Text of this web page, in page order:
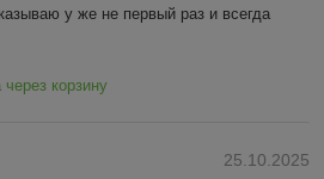
у же не первый раз и всегда
корзину
25.10.2025